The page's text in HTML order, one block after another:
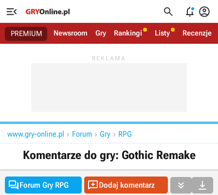
   
PREMIUM Newsroom Gry Rankingi Listy Recenzje
www.gry-online.pl  Forum  Gry  RPG
Komentarze do gry: Gothic Remake
Forum Gry RPG Dodaj komentarz  